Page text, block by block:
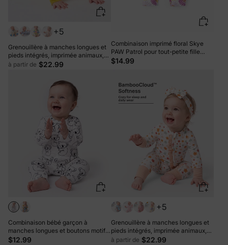
+5
Grenouillère à manches longues et
pieds intégrés, imprimée animaux,
en bambou, jaune, avec fermeture
à partir de $22.99
Combinaison imprimé floral Skye
PAW Patrol pour tout-petite fille
Rose vif
$14.99
Combinaison bébé garçon à
manches longues et boutons motif
panda blanc
$12.99
+5
Grenouillère à manches longues et
pieds intégrés, imprimée animaux,
en bambou, pour bébé garçon/fille,
à partir de $22.99